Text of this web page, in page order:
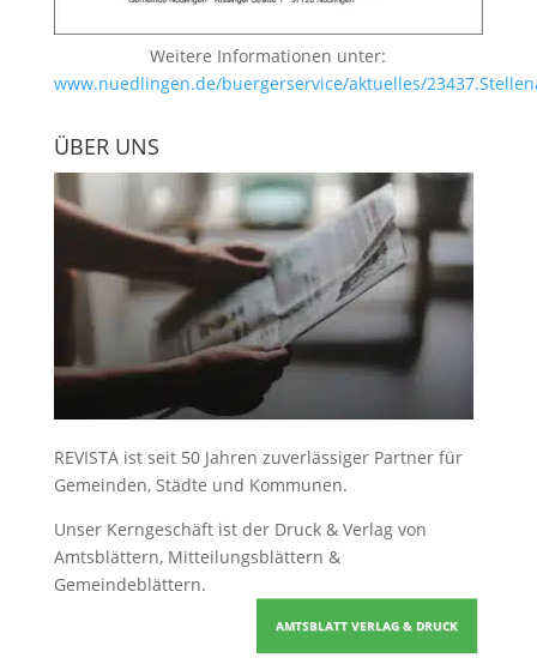
Weitere Informationen unter:
www.nuedlingen.de/buergerservice/aktuelles/
ÜBER UNS
REVISTA ist seit 50 Jahren zuverlässiger Partner für
Gemeinden, Städte und Kommunen.
Unser Kerngeschäft ist der Druck & Verlag von
Amtsblättern, Mitteilungsblättern &
Gemeindeblättern.
AMTSBLATT VERLAG & DRUCK